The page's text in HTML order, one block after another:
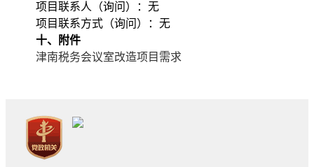
项目联系人（询问）：无
项目联系方式（询问）：无
十、附件
津南税务会议室改造项目需求